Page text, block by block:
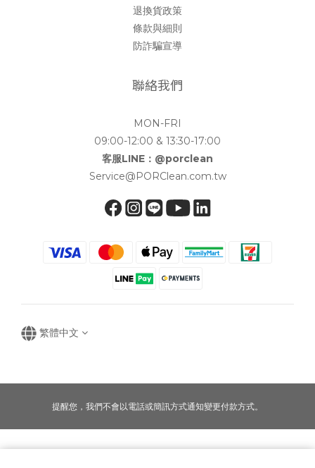
退換貨政策
條款與細則
防詐騙宣導
聯絡我們
MON-FRI
09:00-12:00 & 13:30-17:00
客服LINE：@porclean
Service@PORClean.com.tw
繁體中文
提醒您，我們不會以電話或簡訊方式通知變更付款方式。
Copyright © 2016-2025